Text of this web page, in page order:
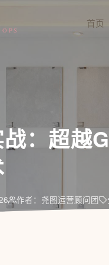
首页
：超越
作者：尧图运营顾问团